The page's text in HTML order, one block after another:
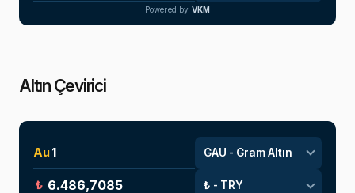
Powered by VKM
Altın Çevirici
Au
₺